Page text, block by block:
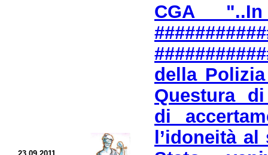
CGA
della
Questura di
di
l’idoneità